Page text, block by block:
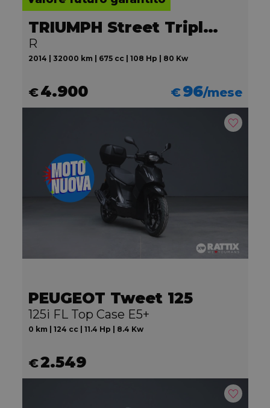
TRIUMPH Street Triple 675
R
2014 | 32000 km | 675 cc | 108 Hp | 80 Kw
€4.900 €96/mese
PEUGEOT Tweet 125
125i FL Top Case E5+
0 km | 124 cc | 11.4 Hp | 8.4 Kw
€2.549